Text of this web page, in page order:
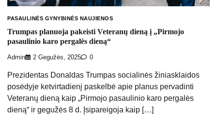
PASAULINĖS GYNYBINĖS NAUJIENOS
Trumpas planuoja pakeisti Veteranų dieną į „Pirmojo
pasaulinio karo pergalės dieną“
Admin 2 Gegužės, 2025 0
Prezidentas Donaldas Trumpas socialinės žiniasklaidos
posėdyje ketvirtadienį paskelbė apie planus pervadinti
Veteranų dieną kaip „Pirmojo pasaulinio karo pergalės
dieną“ ir gegužės 8 d. Įsipareigoja kaip […]